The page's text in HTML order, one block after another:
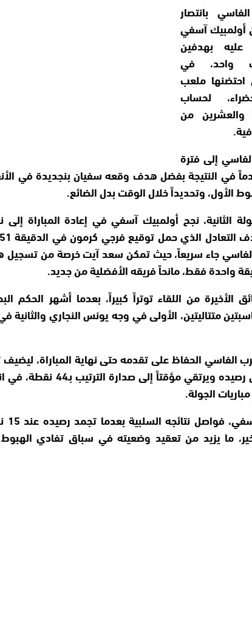
بانتصار
آسفي
بهدفين
واحد، في
احتضنها ملعب
لحساب
والعشرين من
إلى فترة
في النتيجة بفضل هدف وقعه سفيان بنجديدة في
الأول، وتحديداً خلال الوقت بدل الضائع.
الثانية، نجح أولمبيك آسفي في إعادة المباراة
جاء سريعاً، حيث تمكن سعد آيت خرصة من
واحدة فقط، مانحاً فريقه الأفضلية من جديد.
الأخيرة من اللقاء توتراً كبيراً، بعدما أشهر الحكم
متتاليتين، الأولى في وجه يونس النجاري والثانية
الفاسي الحفاظ على تقدمه حتى نهاية المباراة،
نقاط ثمينة إلى رصيده ويرتقي مؤقتاً إلى صدارة
الجولة.
أما
ما يزيد من تعقيد وضعيته في سباق تفادي